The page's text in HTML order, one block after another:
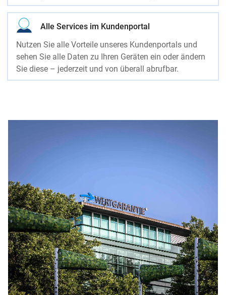
Alle Services im Kundenportal
Nutzen Sie alle Vorteile unseres Kundenportals und
sehen Sie alle Daten zu Ihren Geräten ein oder ändern
Sie diese – jederzeit und von überall abrufbar.